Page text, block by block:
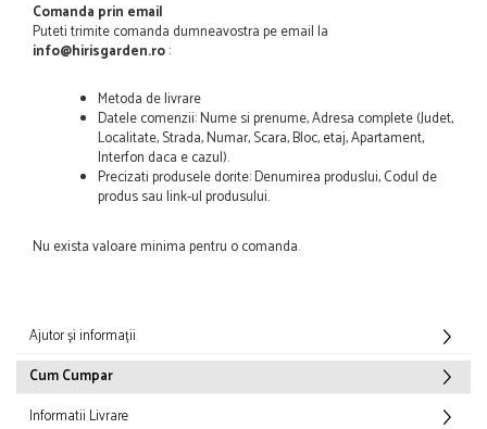
Comanda prin email
Puteti trimite comanda dumneavostra pe email la
info@hirisgarden.ro:
Metoda de livrare
Datele comenzii: Nume si prenume, Adresa complete (Judet,
Localitate, Strada, Numar, Scara, Bloc, etaj, Apartament,
Interfon daca e cazul).
Precizati produsele dorite: Denumirea produslui, Codul de
produs sau link-ul produsului.
Nu exista valoare minima pentru o comanda.
Ajutor și informații
Cum Cumpar
Informatii Livrare